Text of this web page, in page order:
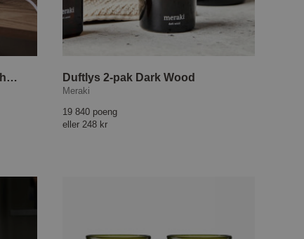
LED-lys 6-pakning Flamme Charge Duftlys 2-pak Dark Wood
Meraki
19 840 poeng
eller 248 kr